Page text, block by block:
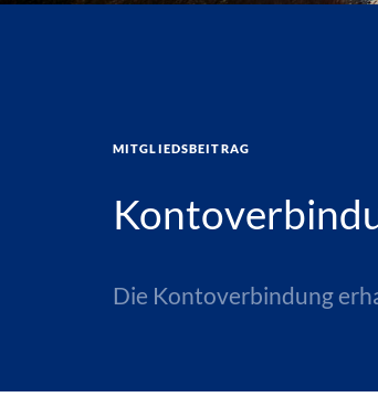
Mitgliedsbeitrag
Die Kontoverbindung